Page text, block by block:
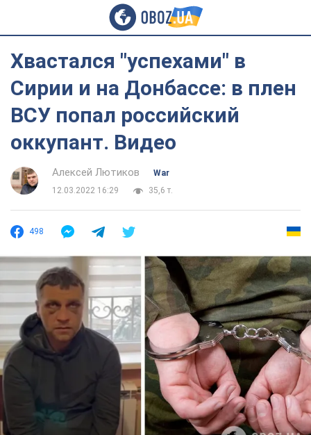
Хвастался "успехами" в
Сирии и на Донбассе: в плен
ВСУ попал российский
оккупант. Видео
Алексей Лютиков
War
12.03.2022 16:29
35,6 т.
498